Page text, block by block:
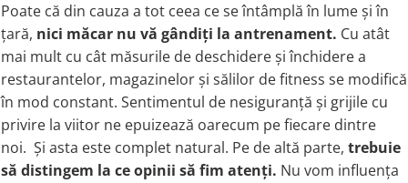
Psyllium (Fibre)
ACIZI GRASI
Flaxseed (Ulei Seminte In)
MCT Oil
Omega 3
Ulei de Krill
Ulei de Primula (Primrose Oil)
Vitamina D
Omega 3
SOMN, STRES SI ANXIETATE
Melatonina
Teanina (Theanine)
SAMe
5-HTP
Ceai verde
Chaga Mushroom
Chimen (Cumin)
Cisteina (NAC)
Citicolina
Coenzima Q10
Colagen
Poate că din cauza a tot ceea ce se întâmplă în lume și în
țară, nici măcar nu vă gândiți la antrenament. Cu atât
mai mult cu cât măsurile de deschidere și închidere a
restaurantelor, magazinelor și sălilor de fitness se modifică
în mod constant. Sentimentul de nesiguranță și grijile cu
privire la viitor ne epuizează oarecum pe fiecare dintre
noi. Și asta este complet natural. Pe de altă parte, trebuie
să distingem la ce opinii să fim atenți. Nu vom influența